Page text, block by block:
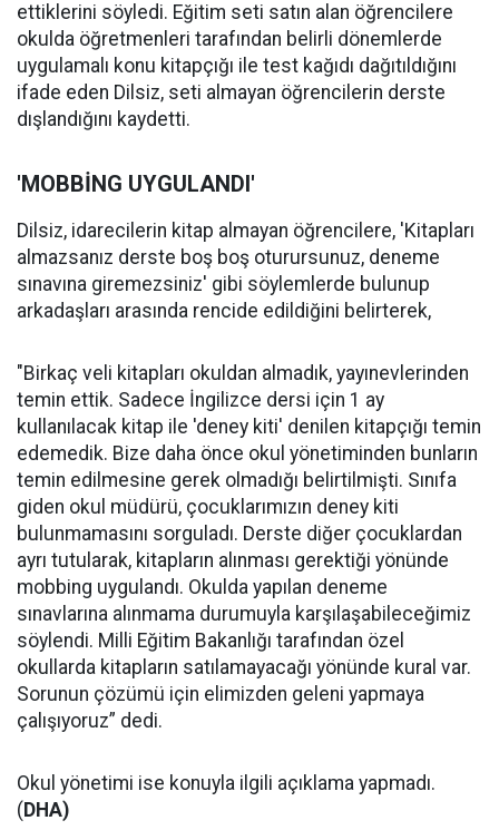
ettiklerini söyledi. Eğitim seti satın alan öğrencilere
okulda öğretmenleri tarafından belirli dönemlerde
uygulamalı konu kitapçığı ile test kağıdı dağıtıldığını
ifade eden Dilsiz, seti almayan öğrencilerin derste
dışlandığını kaydetti.
'MOBBİNG UYGULANDI'
Dilsiz, idarecilerin kitap almayan öğrencilere, 'Kitapları
almazsanız derste boş boş oturursunuz, deneme
sınavına giremezsiniz' gibi söylemlerde bulunup
arkadaşları arasında rencide edildiğini belirterek,
"Birkaç veli kitapları okuldan almadık, yayınevlerinden
temin ettik. Sadece İngilizce dersi için 1 ay
kullanılacak kitap ile 'deney kiti' denilen kitapçığı temin
edemedik. Bize daha önce okul yönetiminden bunların
temin edilmesine gerek olmadığı belirtilmişti. Sınıfa
giden okul müdürü, çocuklarımızın deney kiti
bulunmamasını sorguladı. Derste diğer çocuklardan
ayrı tutularak, kitapların alınması gerektiği yönünde
mobbing uygulandı. Okulda yapılan deneme
sınavlarına alınmama durumuyla karşılaşabileceğimiz
söylendi. Milli Eğitim Bakanlığı tarafından özel
okullarda kitapların satılamayacağı yönünde kural var.
Sorunun çözümü için elimizden geleni yapmaya
çalışıyoruz” dedi.
Okul yönetimi ise konuyla ilgili açıklama yapmadı.
( DHA)